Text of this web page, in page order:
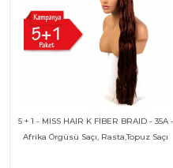
5 + 1 - MISS HAIR K FIBER BRAID - 35A -
Afrika Örgüsü Saçı, Rasta,Topuz Saçı